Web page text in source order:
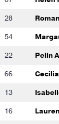
28
54
22 Pelin
66 Cecilia
13
16